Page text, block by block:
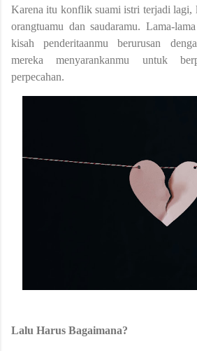
Karena itu konflik suami istri terjadi lagi,
orangtuamu dan saudaramu. Lama-
kisah penderitaanmu berurusan
mereka menyarankanmu untuk
perpecahan.
Lalu Harus Bagaimana?